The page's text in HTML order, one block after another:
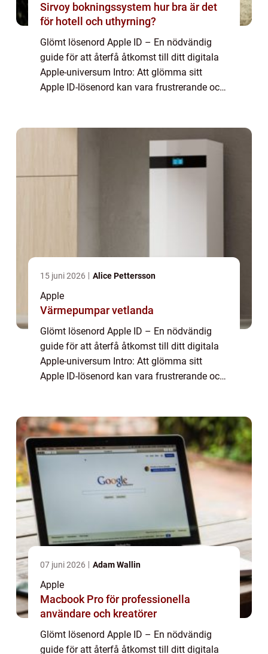
Sirvoy bokningssystem hur bra är det
för hotell och uthyrning?
Glömt lösenord Apple ID – En nödvändig
guide för att återfå åtkomst till ditt digitala
Apple-universum Intro: Att glömma sitt
Apple ID-lösenord kan vara frustrerande och
15 juni 2026 Alice Pettersson
Apple
Värmepumpar vetlanda
Glömt lösenord Apple ID – En nödvändig
guide för att återfå åtkomst till ditt digitala
Apple-universum Intro: Att glömma sitt
Apple ID-lösenord kan vara frustrerande och
07 juni 2026 Adam Wallin
Apple
Macbook Pro för professionella
användare och kreatörer
Glömt lösenord Apple ID – En nödvändig
guide för att återfå åtkomst till ditt digitala